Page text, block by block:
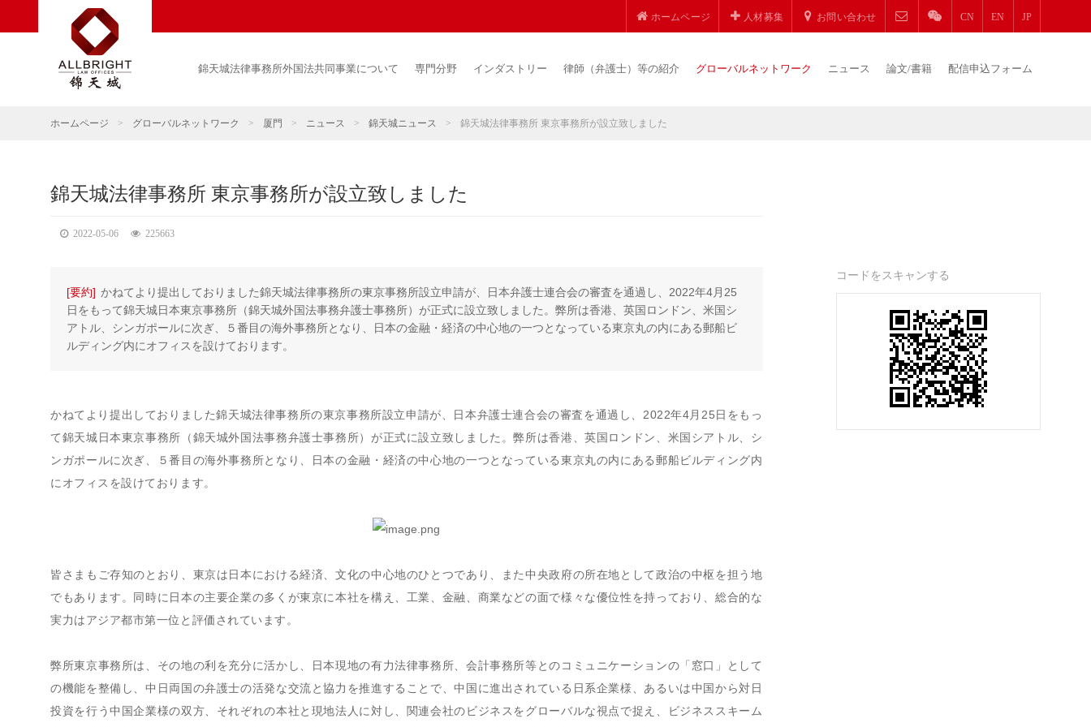
ホームページ 人材募集 お問い合わせ CN EN JP
錦天城法律事務所外国法共同事業について 専門分野 インダストリー 律師（弁護士）等の紹介 グローバルネットワーク ニュース 論文/書籍 配信申込フォーム
ホームページ > グローバルネットワーク > 厦門 > ニュース > 錦天城ニュース > 錦天城法律事務所 東京事務所が設立致しました
錦天城法律事務所 東京事務所が設立致しました
2022-05-06 225663
[要約] かねてより提出しておりました錦天城法律事務所の東京事務所設立申請が、日本弁護士連合会の審査を通過し、2022年4月25
日をもって錦天城日本東京事務所（錦天城外国法事務弁護士事務所）が正式に設立致しました。弊所は香港、英国ロンドン、米国シ
アトル、シンガポールに次ぎ、５番目の海外事務所となり、日本の金融・経済の中心地の一つとなっている東京丸の内にある郵船ビ
ルディング内にオフィスを設けております。
かねてより提出しておりました錦天城法律事務所の東京事務所設立申請が、日本弁護士連合会の審査を通過し、2022年4月25日をもっ
て錦天城日本東京事務所（錦天城外国法事務弁護士事務所）が正式に設立致しました。弊所は香港、英国ロンドン、米国シアトル、シ
ンガポールに次ぎ、５番目の海外事務所となり、日本の金融・経済の中心地の一つとなっている東京丸の内にある郵船ビルディング内
にオフィスを設けております。
皆さまもご存知のとおり、東京は日本における経済、文化の中心地のひとつであり、また中央政府の所在地として政治の中枢を担う地
でもあります。同時に日本の主要企業の多くが東京に本社を構え、工業、金融、商業などの面で様々な優位性を持っており、総合的な
実力はアジア都市第一位と評価されています。
弊所東京事務所は、その地の利を充分に活かし、日本現地の有力法律事務所、会計事務所等とのコミュニケーションの「窓口」として
の機能を整備し、中日両国の弁護士の活発な交流と協力を推進することで、中国に進出されている日系企業様、あるいは中国から対日
投資を行う中国企業様の双方、それぞれの本社と現地法人に対し、関連会社のビジネスをグローバルな視点で捉え、ビジネススキーム
コードをスキャンする